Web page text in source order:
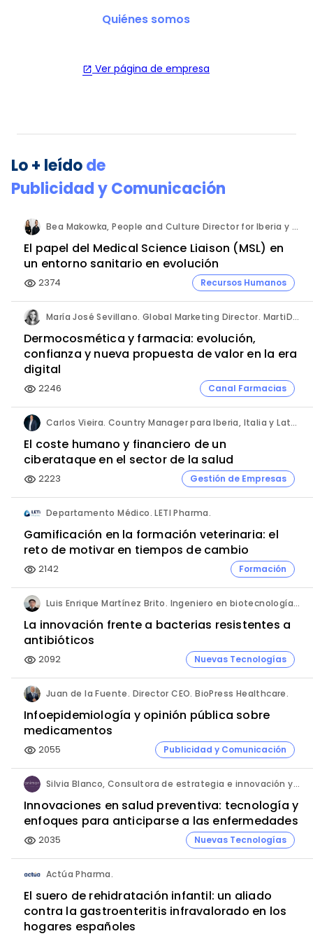
Quiénes somos
open_in_new Ver página de empresa
Lo + leídode
Publicidad y Comunicación
Bea Makowka, People and Culture Director for Iberia y Alberto Municio, Talent Seach Solutions Lead for Iberia. Inizio Engage.
El papel del Medical Science Liaison (MSL) en
un entorno sanitario en evolución
visibility 2374 Recursos Humanos
María José Sevillano. Global Marketing Director. MartiDerm.
Dermocosmética y farmacia: evolución,
confianza y nueva propuesta de valor en la era
digital
visibility 2246 Canal Farmacias
Carlos Vieira. Country Manager para Iberia, Italia y Latam. Hornetsecurity.
El coste humano y financiero de un
ciberataque en el sector de la salud
visibility 2223 Gestión de Empresas
Departamento Médico. LETI Pharma.
Gamificación en la formación veterinaria: el
reto de motivar en tiempos de cambio
visibility 2142 Formación
Luis Enrique Martínez Brito. Ingeniero en biotecnología, México.
La innovación frente a bacterias resistentes a
antibióticos
visibility 2092 Nuevas Tecnologías
Juan de la Fuente. Director CEO. BioPress Healthcare.
Infoepidemiología y opinión pública sobre
medicamentos
visibility 2055 Publicidad y Comunicación
Silvia Blanco, Consultora de estrategia e innovación y Ana Leal, Consultora Senior de estrategia e innovación. ANIMA.
Innovaciones en salud preventiva: tecnología y
enfoques para anticiparse a las enfermedades
visibility 2035 Nuevas Tecnologías
Actúa Pharma.
El suero de rehidratación infantil: un aliado
contra la gastroenteritis infravalorado en los
hogares españoles